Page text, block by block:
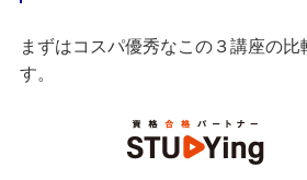
まずはコスパ優秀なこの３講座の比
す。